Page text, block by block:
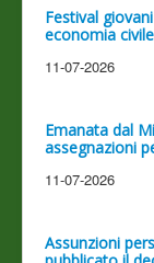
Festival
economia
11-07-2026
Emanata dal
assegnazioni
11-07-2026
Assunzioni